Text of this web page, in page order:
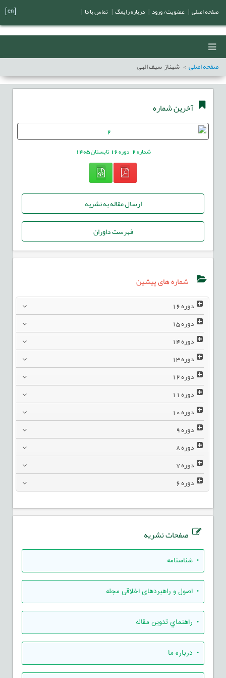
صفحه اصلی شهناز سیف الهی
آخرین شماره
شماره2 دوره16تابستان1405
ارسال مقاله به نشریه
فهرست داوران
شماره های پیشین
دوره16
دوره15
دوره14
دوره13
دوره12
دوره11
دوره10
دوره9
دوره8
دوره7
دوره6
صفحات نشریه
• شناسنامه
• اصول و راهبردهای اخلاقی مجله
• راهنماي تدوين مقاله
• درباره ما
صفحه اصلی عضویت/ ورود درباره رایمگ تماس با ما